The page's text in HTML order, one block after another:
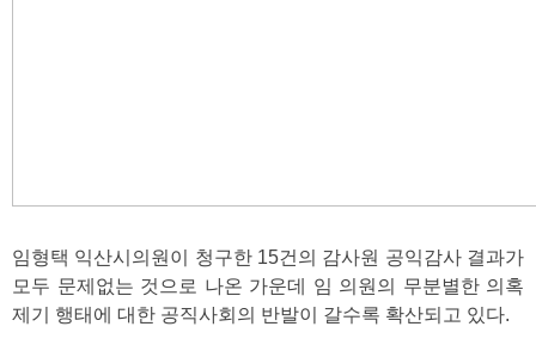
임형택 익산시의원이 청구한 15건의 감사원 공익감사 결과가
모두 문제없는 것으로 나온 가운데 임 의원의 무분별한 의혹
제기 행태에 대한 공직사회의 반발이 갈수록 확산되고 있다.